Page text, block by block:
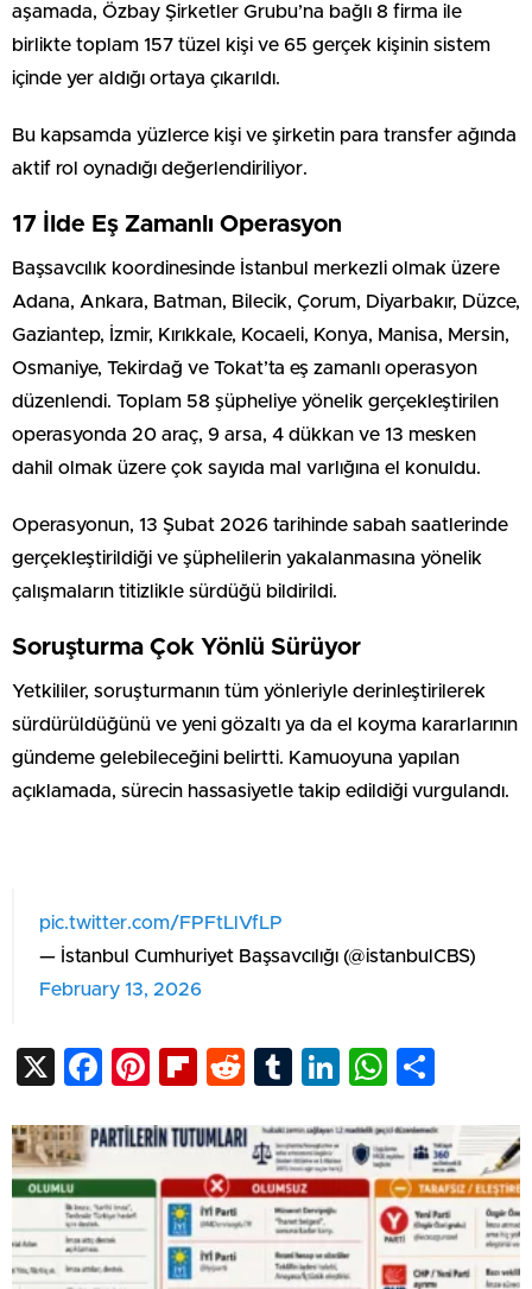
aşamada, Özbay Şirketler Grubu’na bağlı 8 firma ile
birlikte toplam 157 tüzel kişi ve 65 gerçek kişinin sistem
içinde yer aldığı ortaya çıkarıldı.
Bu kapsamda yüzlerce kişi ve şirketin para transfer ağında
aktif rol oynadığı değerlendiriliyor.
17 İlde Eş Zamanlı Operasyon
Başsavcılık koordinesinde İstanbul merkezli olmak üzere
Adana, Ankara, Batman, Bilecik, Çorum, Diyarbakır, Düzce,
Gaziantep, İzmir, Kırıkkale, Kocaeli, Konya, Manisa, Mersin,
Osmaniye, Tekirdağ ve Tokat’ta eş zamanlı operasyon
düzenlendi. Toplam 58 şüpheliye yönelik gerçekleştirilen
operasyonda 20 araç, 9 arsa, 4 dükkan ve 13 mesken
dahil olmak üzere çok sayıda mal varlığına el konuldu.
Operasyonun, 13 Şubat 2026 tarihinde sabah saatlerinde
gerçekleştirildiği ve şüphelilerin yakalanmasına yönelik
çalışmaların titizlikle sürdüğü bildirildi.
Soruşturma Çok Yönlü Sürüyor
Yetkililer, soruşturmanın tüm yönleriyle derinleştirilerek
sürdürüldüğünü ve yeni gözaltı ya da el koyma kararlarının
gündeme gelebileceğini belirtti. Kamuoyuna yapılan
açıklamada, sürecin hassasiyetle takip edildiği vurgulandı.
pic.twitter.com/FPFtLlVfLP
— İstanbul Cumhuriyet Başsavcılığı (@istanbulCBS)
February 13, 2026
X Facebook
Pinterest
Flipboard
RedditTumblr
LinkedIn